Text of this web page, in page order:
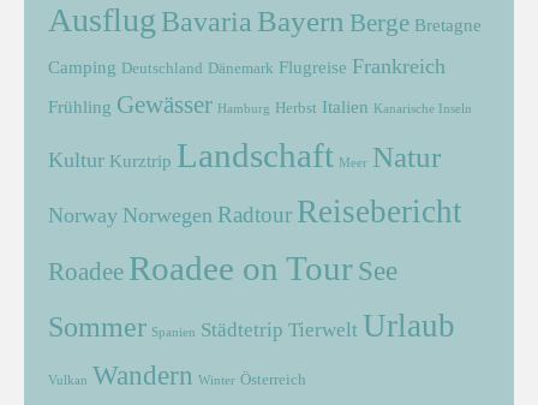
Ausflug Bavaria Bayern Berge Bretagne
Camping Deutschland Dänemark Flugreise Frankreich
Frühling Gewässer Hamburg Herbst Italien Kanarische Inseln
Kultur Kurztrip Landschaft Meer Natur
Norway Norwegen Radtour Reisebericht
Roadee Roadee on Tour See
Sommer Spanien Städtetrip Tierwelt Urlaub
Vulkan Wandern Winter Österreich